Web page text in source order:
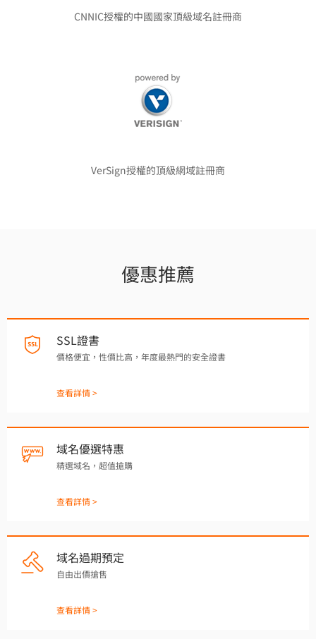
CNNIC授權的中國國家頂級域名註冊商
VerSign授權的頂級網域註冊商
優惠推薦
SSL證書
價格便宜，性價比高，年度最熱門的安全證書
查看詳情 >
域名優選特惠
精選域名，超值搶購
查看詳情 >
域名過期預定
自由出價搶售
查看詳情 >